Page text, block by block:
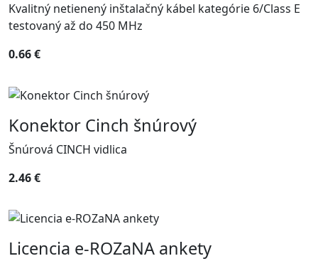
Kvalitný netienený inštalačný kábel kategórie 6/Class E
testovaný až do 450 MHz
0.66 €
Konektor Cinch šnúrový
Šnúrová CINCH vidlica
2.46 €
Licencia e-ROZaNA ankety